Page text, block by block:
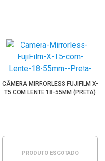
CÂMERA MIRRORLESS FUJIFILM X-
T5 COM LENTE 18-55MM (PRETA)
PRODUTO ESGOTADO